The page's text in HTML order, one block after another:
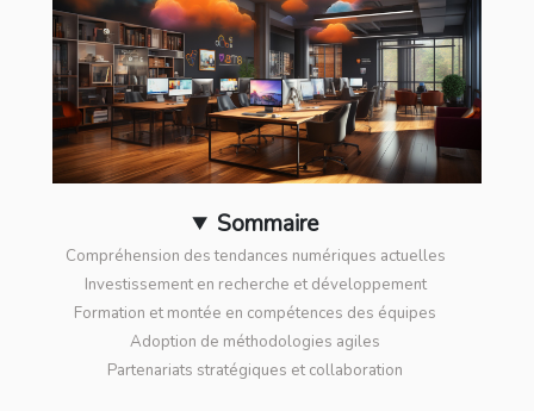
Sommaire
Compréhension des tendances numériques actuelles
Investissement en recherche et développement
Formation et montée en compétences des équipes
Adoption de méthodologies agiles
Partenariats stratégiques et collaboration